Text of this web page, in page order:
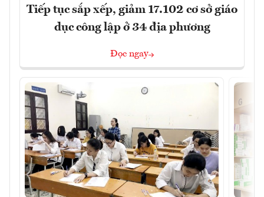
Tiếp tục sắp xếp, giảm 17.102 cơ sở giáo
dục công lập ở 34 địa phương
Đọc ngay